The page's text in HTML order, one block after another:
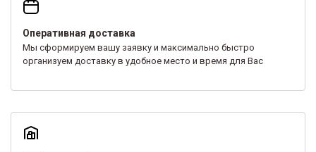
Оперативная доставка
Мы сформируем вашу заявку и максимально быстро
организуем доставку в удобное место и время для Вас